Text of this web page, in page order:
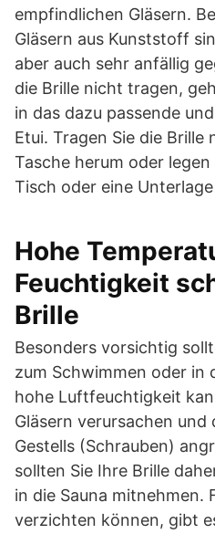
empfindlichen Gläsern.
Gläsern aus Kunststoff
aber auch sehr anfällig
die Brille nicht tragen,
in das dazu passende
Etui. Tragen Sie die Brille
Tasche herum oder
Tisch oder eine
Hohe
Feuchtigkeit
Brille
Besonders vorsichtig
zum Schwimmen oder in
hohe Luftfeuchtigkeit
Gläsern verursachen und
Gestells (Schrauben)
sollten Sie Ihre Brille
in die Sauna mitnehmen.
verzichten können, gibt